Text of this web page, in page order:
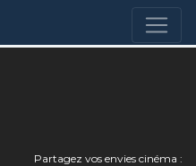
Partagez vos envies cinéma :